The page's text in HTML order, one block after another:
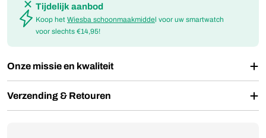
Tijdelijk aanbod
Koop het Wiesba schoonmaakmiddel voor uw smartwatch
voor slechts €14,95!
Onze missie en kwaliteit
Verzending & Retouren